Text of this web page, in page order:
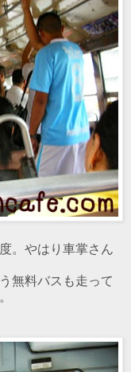
。やはり車掌さん
無料バスも走って